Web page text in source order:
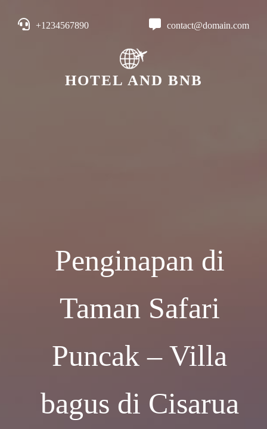
+1234567890 contact@domain.com
HOTEL AND BNB
Penginapan di
Taman Safari
Puncak – Villa
bagus di Cisarua